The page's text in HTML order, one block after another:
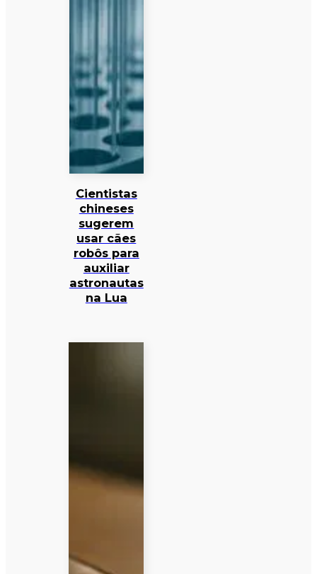
Cientistas
chineses
sugerem
usar cães
robôs para
auxiliar
astronautas
na Lua